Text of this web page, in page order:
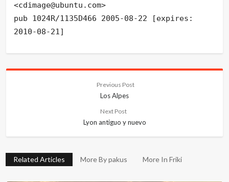
<cdimage@ubuntu.com>
pub 1024R/1135D466 2005-08-22 [expires:
2010-08-21]
Previous Post
Los Alpes
Next Post
Lyon antiguo y nuevo
Related Articles More By pakus More In Friki